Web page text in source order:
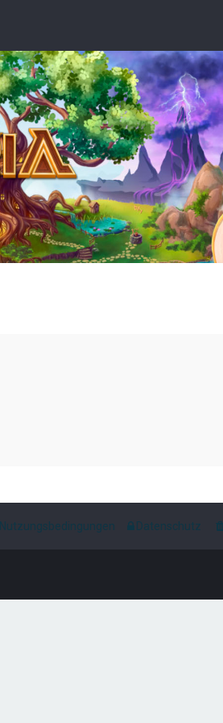
Datenschutz
Nutzungsbedingungen